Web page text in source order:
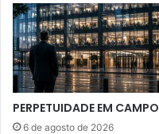
PERPETUIDADE EM CAMPO
6 de agosto de 2026